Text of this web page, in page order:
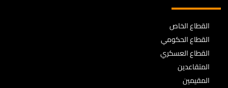
القطاع الخاص
القطاع الحكومي
القطاع العسكري
المتقاعدين
المقيمين